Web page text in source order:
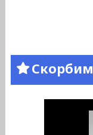
Скорбим